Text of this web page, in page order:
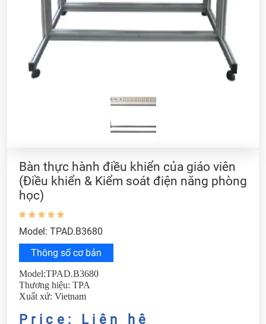
Bàn thực hành điều khiển của giáo viên
(Điều khiển & Kiểm soát điện năng phòng
học)
Model: TPAD.B3680
Thông số cơ bản
Model:TPAD.B3680
Thương hiệu: TPA
Xuất xứ: Vietnam
Price: Liên hệ